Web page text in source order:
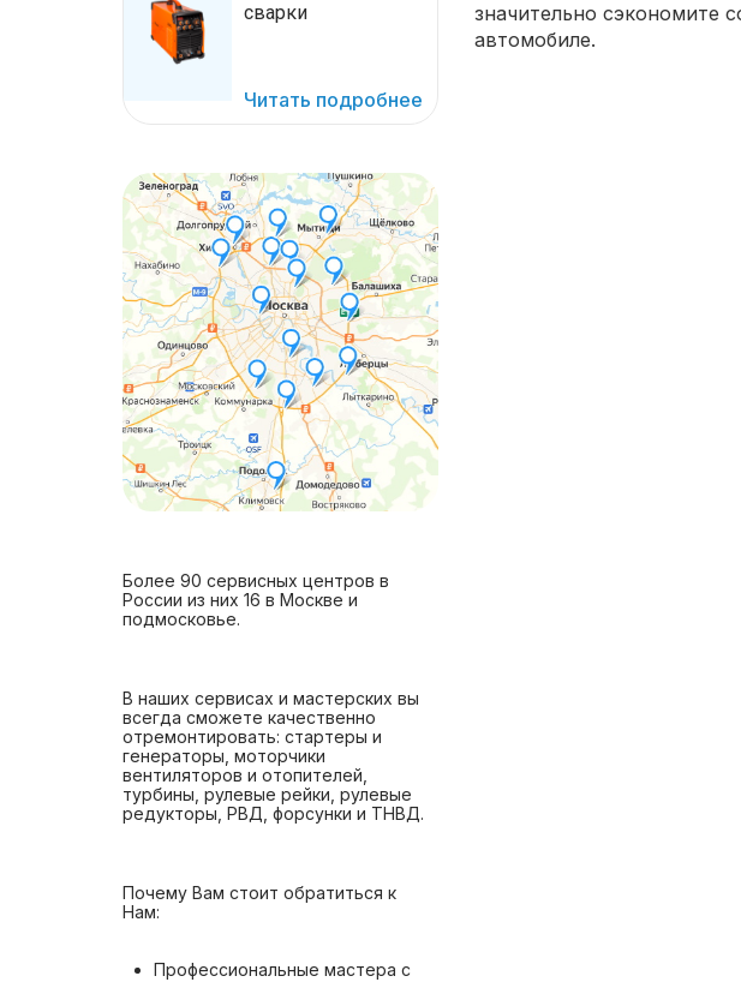
сварки
Читать подробнее
Более 90 сервисных центров в
России из них 16 в Москве и
подмосковье.
В наших сервисах и мастерских вы
всегда сможете качественно
отремонтировать: стартеры и
генераторы, моторчики
вентиляторов и отопителей,
турбины, рулевые рейки, рулевые
редукторы, РВД, форсунки и ТНВД.
Почему Вам стоит обратиться к
Нам:
Профессиональные мастера с
значительно сэкономите
автомобиле.